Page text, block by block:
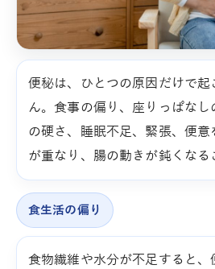
便秘は、ひとつの原因だけで起
ん。食事の偏り、座りっぱなし
の硬さ、睡眠不足、緊張、便
が重なり、腸の動きが鈍くなる
食生活の偏り
食物繊維や水分が不足すると、